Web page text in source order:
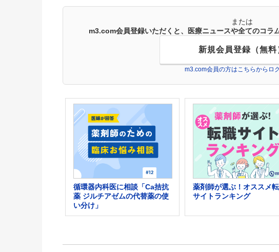
または
m3.com会員登録いただくと、医療ニュースや全てのコラ
新規会員登録（無料
m3.com会員の方はこちらからロ
循環器内科医に相談「Ca拮抗
薬 ジルチアゼムの代替薬の使
い分け」
薬剤師が選ぶ！オススメ
サイトランキング